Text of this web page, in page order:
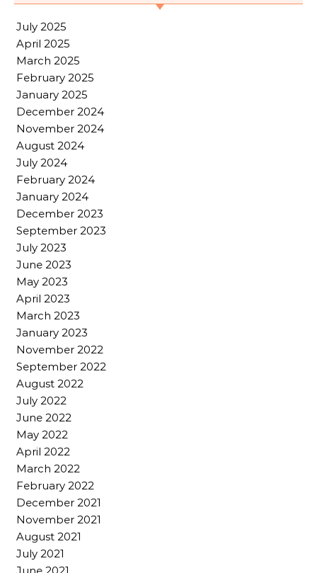
July 2025
April 2025
March 2025
February 2025
January 2025
December 2024
November 2024
August 2024
July 2024
February 2024
January 2024
December 2023
September 2023
July 2023
June 2023
May 2023
April 2023
March 2023
January 2023
November 2022
September 2022
August 2022
July 2022
June 2022
May 2022
April 2022
March 2022
February 2022
December 2021
November 2021
August 2021
July 2021